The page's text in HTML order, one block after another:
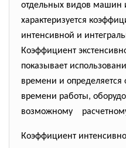
отдельных видов машин
характеризуется
интенсивной и
Коэффициент
показывает
времени и определяется
времени работы,
возможному
Коэффициент